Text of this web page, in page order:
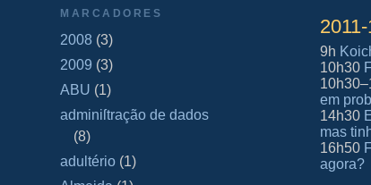
MARCADORES
2008 (3)
2009 (3)
ABU (1)
adminiſtração de dados
(8)
adultério (1)
9h
10h30
em
14h30
mas
16h50
agora?